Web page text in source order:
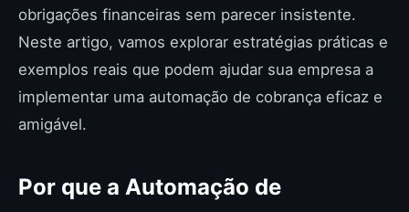
obrigações financeiras sem parecer insistente.
Neste artigo, vamos explorar estratégias práticas e
exemplos reais que podem ajudar sua empresa a
implementar uma automação de cobrança eficaz e
amigável.
Por que a Automação de